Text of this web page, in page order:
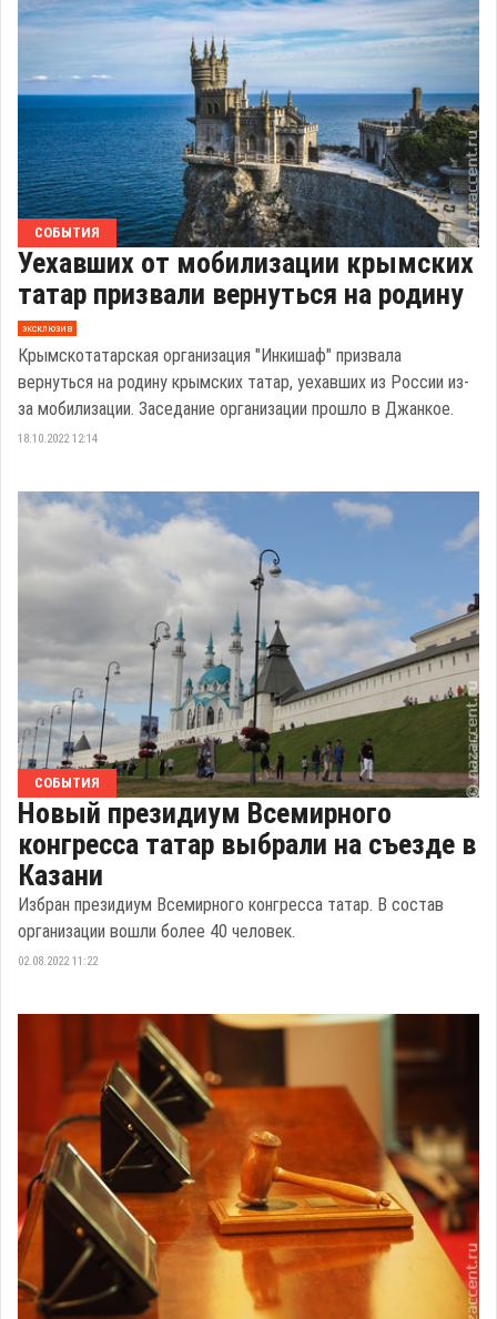
СОБЫТИЯ
Уехавших от мобилизации крымских
татар призвали вернуться на родину
эксклюзив
Крымскотатарская организация "Инкишаф" призвала
вернуться на родину крымских татар, уехавших из России из-
за мобилизации. Заседание организации прошло в Джанкое.
18.10.2022 12:14
СОБЫТИЯ
Новый президиум Всемирного
конгресса татар выбрали на съезде в
Казани
Избран президиум Всемирного конгресса татар. В состав
организации вошли более 40 человек.
02.08.2022 11:22